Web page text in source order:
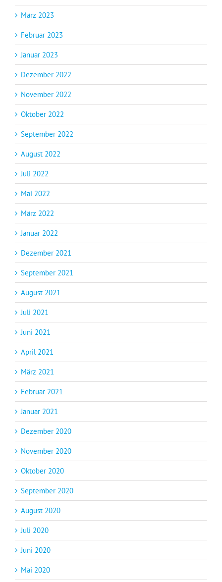
März 2023
Februar 2023
Januar 2023
Dezember 2022
November 2022
Oktober 2022
September 2022
August 2022
Juli 2022
Mai 2022
März 2022
Januar 2022
Dezember 2021
September 2021
August 2021
Juli 2021
Juni 2021
April 2021
März 2021
Februar 2021
Januar 2021
Dezember 2020
November 2020
Oktober 2020
September 2020
August 2020
Juli 2020
Juni 2020
Mai 2020